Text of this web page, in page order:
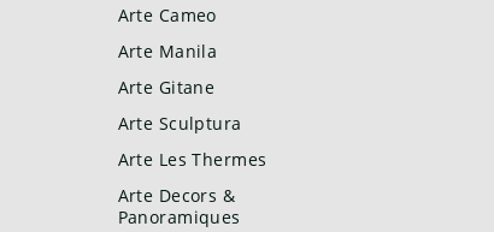
Arte Cameo
Arte Manila
Arte Gitane
Arte Sculptura
Arte Les Thermes
Arte Decors &
Panoramiques